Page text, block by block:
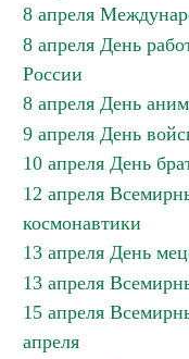
8 апреля
8 апреля День
России
8 апреля День
9 апреля День
10 апреля День
12 апреля
космонавтики
13 апреля День
13 апреля
15 апреля
апреля